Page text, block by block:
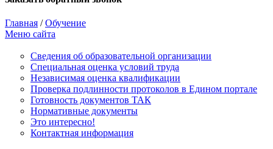
Главная /Обучение
Меню сайта
Сведения об образовательной организации
Cпециальная оценка условий труда
Независимая оценка квалификации
Проверка подлинности протоколов в Едином портале
Готовность документов ТАК
Нормативные документы
Это интересно!
Контактная информация